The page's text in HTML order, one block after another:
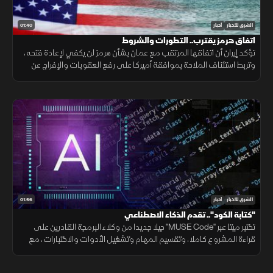
01:40 الشرق للأخبار أخبار
اتفاق هرمز يقترب.. التطورات والشروط
تؤكد إيران أن اتفاقها المرتقب مع عمان بشأن هرمز لن يكفي لإعادة فتحه،
وتربط استئناف الملاحة بموافقة أميركا على رفع العقوبات والإفراج عن
01:56 الشرق للأخبار أخبار
"كتابة الكود".. تقدم الذكاء الاصطناعي
تختبر ميتا عبر "MUSE Code" جيلا جديدا من وكلاء البرمجة القادرين على
قراءة المشروع كاملا، وتقسيم المهام وتشغيل الأدوات والاختبارات، مع